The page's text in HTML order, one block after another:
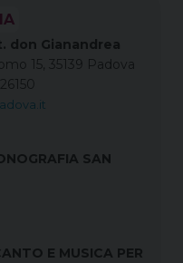
don Gianandrea
15, 35139 Padova
SAN
E MUSICA PER